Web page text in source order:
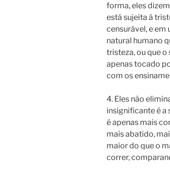
forma, eles
está sujeita à
censurável, e em
natural humano
tristeza, ou que
apenas tocado
com os
4. Eles não
insignificante é a
é apenas mais
mais abatido,
maior do que o
correr,